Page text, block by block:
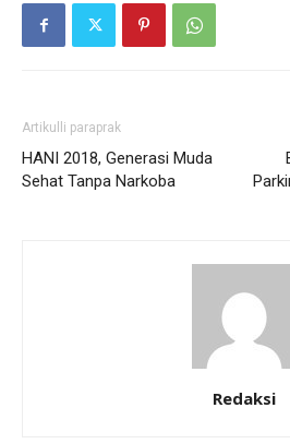
Artikulli paraprak
HANI 2018, Generasi Muda
Sehat Tanpa Narkoba
Redaksi